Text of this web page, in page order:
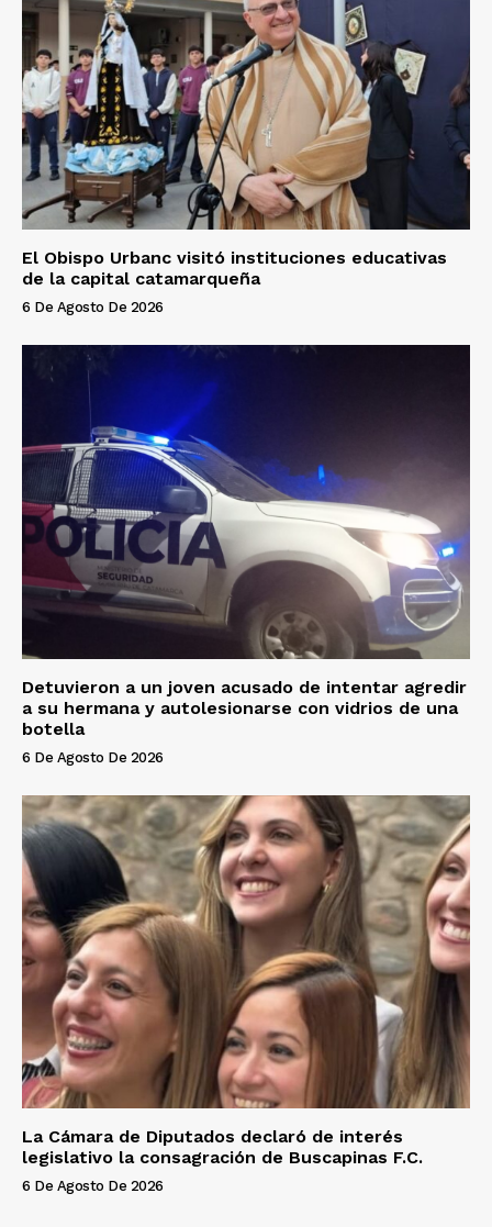
El Obispo Urbanc visitó instituciones educativas
de la capital catamarqueña
6 De Agosto De 2026
Detuvieron a un joven acusado de intentar agredir
a su hermana y autolesionarse con vidrios de una
botella
6 De Agosto De 2026
La Cámara de Diputados declaró de interés
legislativo la consagración de Buscapinas F.C.
6 De Agosto De 2026